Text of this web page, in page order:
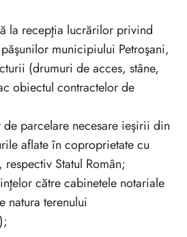
la recepţia lucrărilor privind
municipiului Petroşani,
(drumuri de acces, stâne,
obiectul contractelor de
parcelare necesare ieşirii din
aflate în coproprietate cu
Statul Român;
către cabinetele notariale
natura terenului